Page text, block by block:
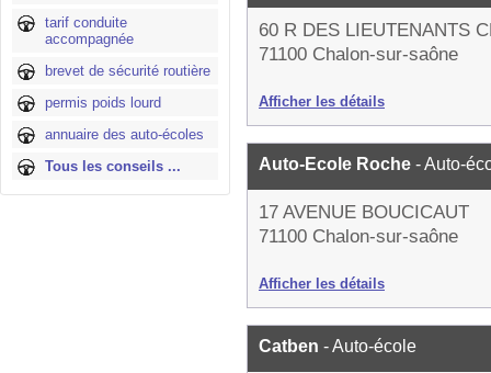
tarif conduite
accompagnée
brevet de sécurité routière
permis poids lourd
annuaire des auto-écoles
Tous les conseils ...
60 R DES LIEUTENANTS
71100 Chalon-sur-saône
Afficher les détails
Auto-Ecole Roche - Auto-
17 AVENUE BOUCICAUT
71100 Chalon-sur-saône
Afficher les détails
Catben - Auto-école